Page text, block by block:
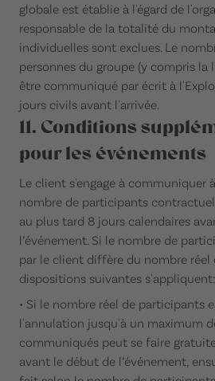
globale est établie à l'égard de
responsable de la totalité du
individuelles sont exclues. Le
personnes du groupe (y compris
être communiqué par écrit à
jours civils avant l'arrivée.
11. Conditions
pour les événements
Le client s'engage à communiquer
nombre de participants
au plus tard 8 jours calendaires
l’événement. Si le nombre de
par le client diffère du nombre réel
dispositions suivantes s'appliquent:
• Si le nombre réel de participants
l'annulation jusqu'à un maximum
communiqués peut se faire
avant le début de l’événement,